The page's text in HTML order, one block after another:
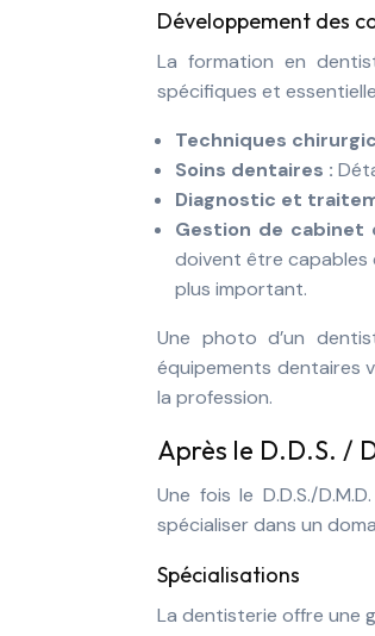
Développement des
La formation en
spécifiques et
Techniques
Soins dentaires :
Diagnostic et
Gestion de cabinet
doivent être capables
plus important.
Une photo d’un
équipements dentaires
la profession.
Après le D.D.S. /
Une fois le D.D.S./
spécialiser dans un
Spécialisations
La dentisterie offre une